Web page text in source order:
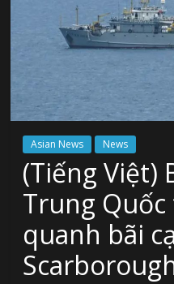
Asian News News
(Tiếng Việt)
Trung
quanh bãi